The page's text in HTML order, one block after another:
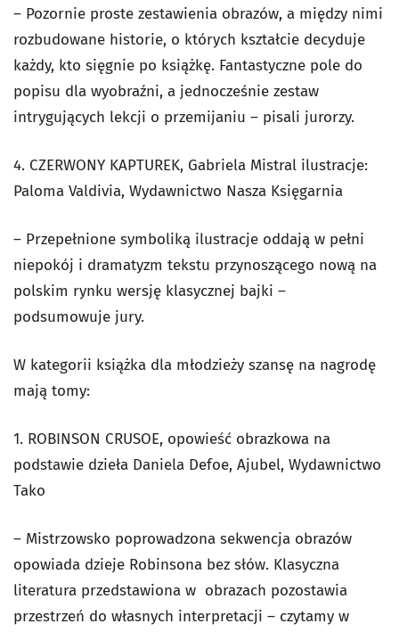
– Pozornie proste zestawienia obrazów, a między nimi
rozbudowane historie, o których kształcie decyduje
każdy, kto sięgnie po książkę. Fantastyczne pole do
popisu dla wyobraźni, a jednocześnie zestaw
intrygujących lekcji o przemijaniu – pisali jurorzy.
4. CZERWONY KAPTUREK, Gabriela Mistral ilustracje:
Paloma Valdivia, Wydawnictwo Nasza Księgarnia
– Przepełnione symboliką ilustracje oddają w pełni
niepokój i dramatyzm tekstu przynoszącego nową na
polskim rynku wersję klasycznej bajki –
podsumowuje jury.
W kategorii książka dla młodzieży szansę na nagrodę
mają tomy:
1. ROBINSON CRUSOE, opowieść obrazkowa na
podstawie dzieła Daniela Defoe, Ajubel, Wydawnictwo
Tako
– Mistrzowsko poprowadzona sekwencja obrazów
opowiada dzieje Robinsona bez słów. Klasyczna
literatura przedstawiona w obrazach pozostawia
przestrzeń do własnych interpretacji – czytamy w